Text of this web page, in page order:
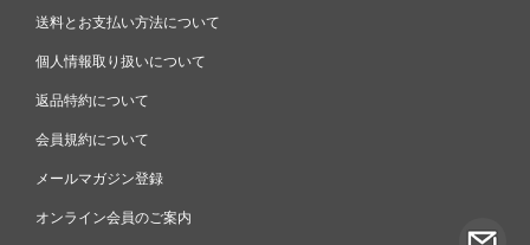
送料とお支払い方法について
個人情報取り扱いについて
返品特約について
会員規約について
メールマガジン登録
オンライン会員のご案内